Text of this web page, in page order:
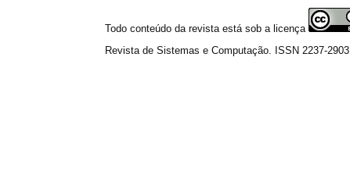
Todo conteúdo da revista está sob a licença
Revista de Sistemas e Computação. ISSN 2237-2903